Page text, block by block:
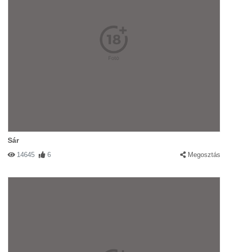
Sár
14645 6 Megosztás